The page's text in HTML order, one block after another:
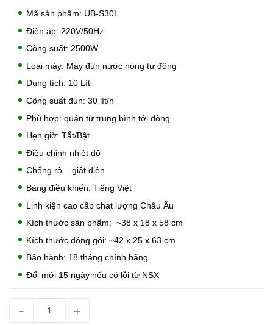
Mã sản phẩm: UB-S30L
Điện áp: 220V/50Hz
Công suất: 2500W
Loại máy: Máy đun nước nóng tự động
Dung tích: 10 Lít
Công suất đun: 30 lít/h
Phù hợp: quán từ trung bình tới đông
Hẹn giờ: Tắt/Bật
Điều chỉnh nhiệt độ
Chống rò – giật điện
Bảng điều khiển: Tiếng Việt
Linh kiện cao cấp chat lượng Châu Âu
Kích thước sản phẩm: ~38 x 18 x 58 cm
Kích thước đóng gói: ~42 x 25 x 63 cm
Bảo hành: 18 tháng chính hãng
Đổi mới 15 ngày nếu có lỗi từ NSX
- +